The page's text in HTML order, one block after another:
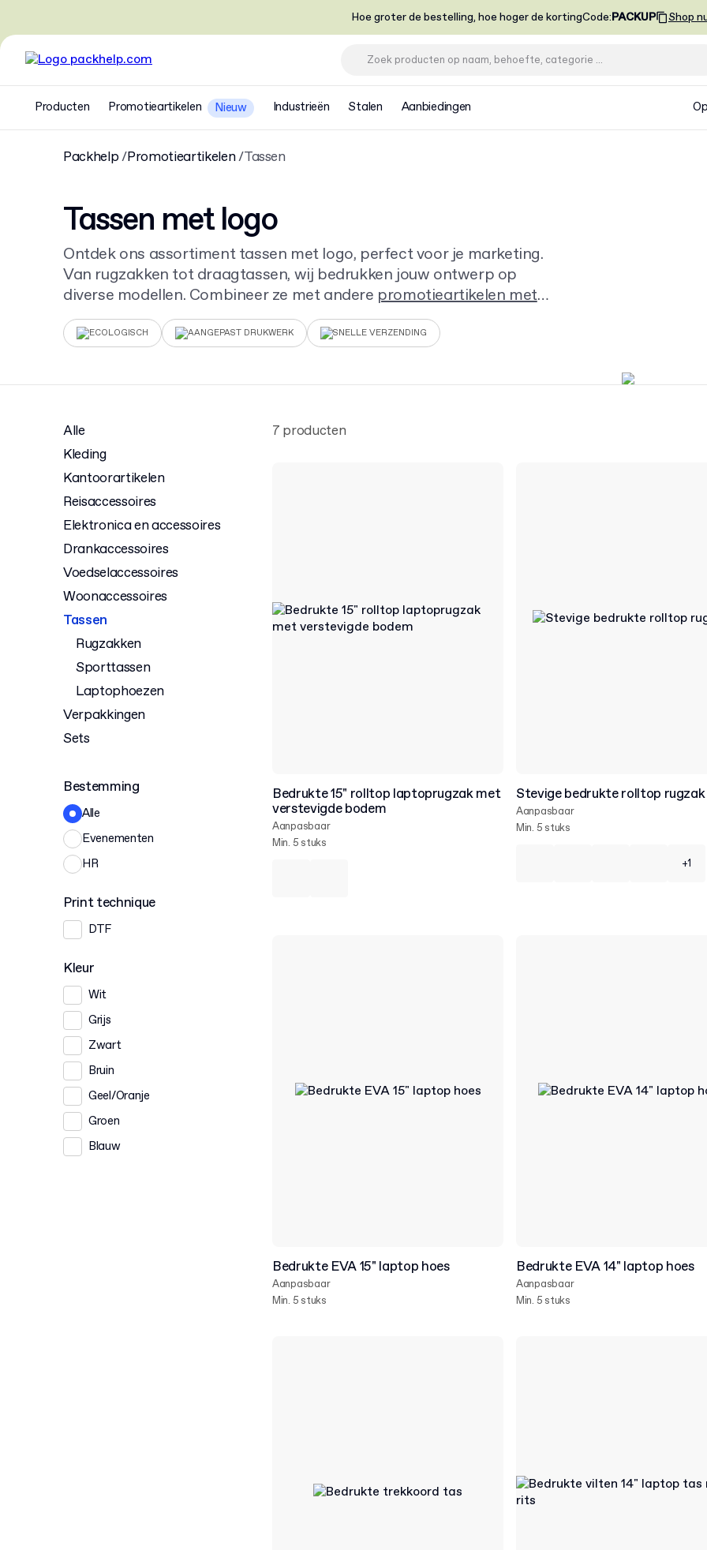
Hoe groter de bestelling, hoe hoger de kortingCode:PACKUP Shop
Producten Promotieartikelen Nieuw Industrieën Stalen Aanbiedingen
Packhelp Promotieartikelen Tassen
Tassen met logo
Ontdek ons assortiment tassen met logo, perfect voor je marketing.
Van rugzakken tot draagtassen, wij bedrukken jouw ontwerp op
diverse modellen. Combineer ze met andere promotieartikelen met
logovoor een complete merkuitstraling. Start vandaag nog met
ontwerpen en vergroot je zichtbaarheid.
ECOLOGISCH AANGEPAST DRUKWERK SNELLE VERZENDING
Alle
Kleding
Kantoorartikelen
Reisaccessoires
Elektronica en accessoires
Drankaccessoires
Voedselaccessoires
Woonaccessoires
Tassen
Rugzakken
Sporttassen
Laptophoezen
Verpakkingen
Sets
Bestemming
Alle
Evenementen
HR
Print technique
DTF
Kleur
Wit
Grijs
Zwart
Bruin
Geel/Oranje
Groen
Blauw
7 producten
Bedrukte 15" rolltop laptoprugzak met
verstevigde bodem
Aanpasbaar
Min. 5 stuks
Stevige bedrukte rolltop rugzak
Aanpasbaar
Min. 5 stuks
+1
Bedrukte EVA 15" laptop hoes
Aanpasbaar
Min. 5 stuks
Bedrukte EVA 14" laptop hoes
Aanpasbaar
Min. 5 stuks